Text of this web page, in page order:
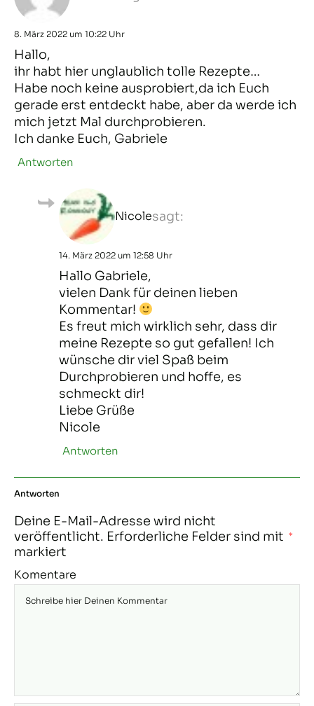
8. März 2022 um 10:22 Uhr
Hallo,
ihr habt hier unglaublich tolle Rezepte…
Habe noch keine ausprobiert,da ich Euch
gerade erst entdeckt habe, aber da werde ich
mich jetzt Mal durchprobieren.
Ich danke Euch, Gabriele
Antworten
Nicolesagt:
14. März 2022 um 12:58 Uhr
Hallo Gabriele,
vielen Dank für deinen lieben
Kommentar!
Es freut mich wirklich sehr, dass dir
meine Rezepte so gut gefallen! Ich
wünsche dir viel Spaß beim
Durchprobieren und hoffe, es
schmeckt dir!
Liebe Grüße
Nicole
Antworten
Antworten
Deine E-Mail-Adresse wird nicht
veröffentlicht. Erforderliche Felder sind mit *
markiert
Komentare